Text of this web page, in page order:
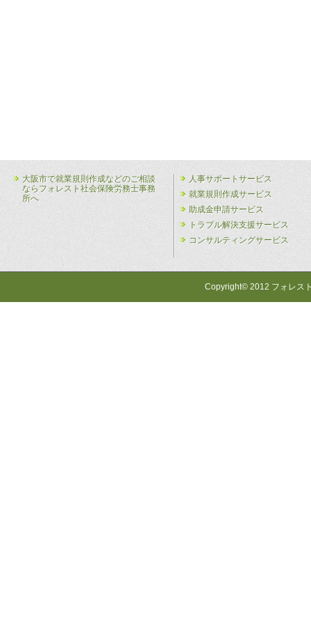
大阪市で就業規則作成などのご相談
ならフォレスト社会保険労務士事務
所へ
人事サポートサービス
就業規則作成サービス
助成金申請サービス
トラブル解決支援サービス
コンサルティングサービス
Copyright© 2012 フォレス